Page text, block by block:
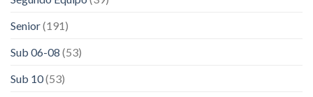
Senior(191)
Sub 06-08 (53)
Sub 10(53)